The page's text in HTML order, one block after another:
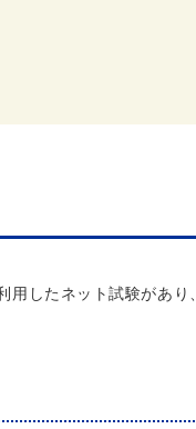
用したネット試験があり